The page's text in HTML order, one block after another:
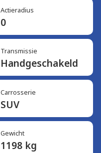
Actieradius
0
Transmissie
Handgeschakeld
Carrosserie
SUV
Gewicht
1198 kg